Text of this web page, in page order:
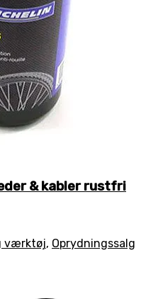
& kabler rustfri
værktøj, Oprydningssalg